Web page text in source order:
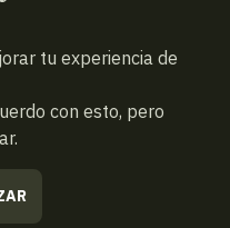
(VACÍA)
tu experiencia de
con esto, pero